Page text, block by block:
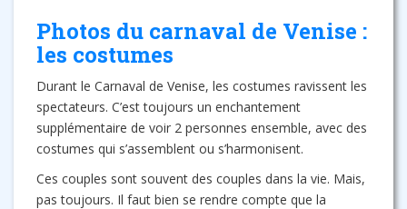
Photos du carnaval de Venise :
les costumes
Durant le Carnaval de Venise, les costumes ravissent les
spectateurs. C’est toujours un enchantement
supplémentaire de voir 2 personnes ensemble, avec des
costumes qui s’assemblent ou s’harmonisent.
Ces couples sont souvent des couples dans la vie. Mais,
pas toujours. Il faut bien se rendre compte que la